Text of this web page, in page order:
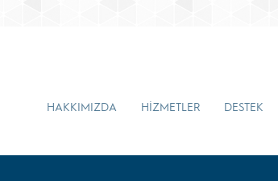
HAKKIMIZDA HİZMETLER DESTEK